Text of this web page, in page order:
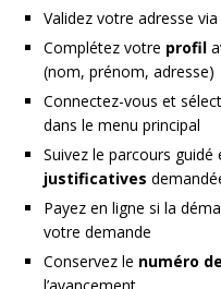
Validez votre adresse
Complétez votre profil
(nom, prénom, adresse)
Connectez-vous et
dans le menu principal
Suivez le parcours
justificatives
Payez en ligne si la
votre demande
Conservez le numéro